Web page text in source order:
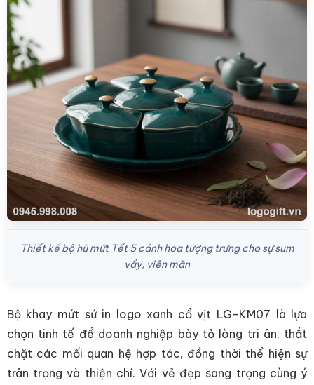
Thiết kế bộ hũ mứt Tết 5 cánh hoa tượng trưng cho sự sum
vầy, viên mãn
Bộ khay mứt sứ in logo xanh cổ vịt LG-KM07 là lựa
chọn tinh tế để doanh nghiệp bày tỏ lòng tri ân, thắt
chặt các mối quan hệ hợp tác, đồng thời thể hiện sự
trân trọng và thiện chí. Với vẻ đẹp sang trọng cùng ý